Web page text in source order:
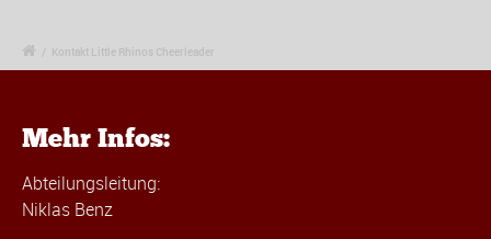
/ Kontakt Little Rhinos Cheerleader
Mehr Infos:
Abteilungsleitung:
Niklas Benz